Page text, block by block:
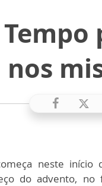
nos
neste início
do advento, no